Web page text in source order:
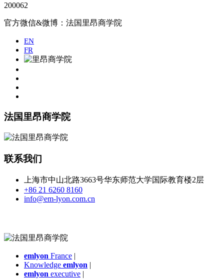
200062
官方微信&微博：法国里昂商学院
EN
FR
法国里昂商学院
联系我们
上海市中山北路3663号华东师范大学国际教育楼2层
+86 21 6260 8160
info@em-lyon.com.cn
emlyon France |
Knowledge emlyon |
emlyon executive |